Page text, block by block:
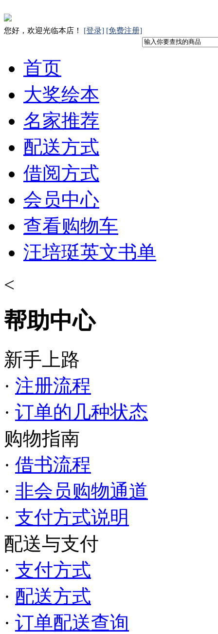
您好，欢迎光临本店！ [登录] [免费注册]
首页
大奖绘本
名家推荐
配送方式
借阅方式
会员中心
查看购物车
汪培珽英文书单
<
帮助中心
新手上路
· 注册流程
· 订单的几种状态
购物指南
· 借书流程
· 非会员购物通道
· 支付方式说明
配送与支付
· 支付方式
· 配送方式
· 订单配送查询